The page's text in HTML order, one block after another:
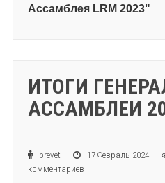
Ассамблея LRM 2023"
ИТОГИ
АССАМБЛЕИ
brevet 17 Февраль 2024
комментариев